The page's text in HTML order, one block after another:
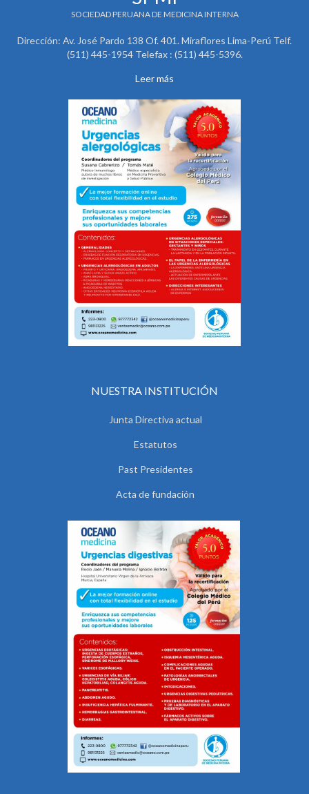
SOCIEDAD PERUANA DE MEDICINA INTERNA
Dirección: Av. José Pardo 138 Of. 401. Miraflores Lima-Perú Telf.
(511) 445-1954 Telefax : (511) 445-5396.
Leer más
NUESTRA INSTITUCIÓN
Junta Directiva actual
Estatutos
Past Presidentes
Acta de fundación